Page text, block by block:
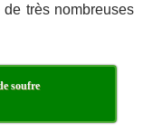
très nombreuses
soufre